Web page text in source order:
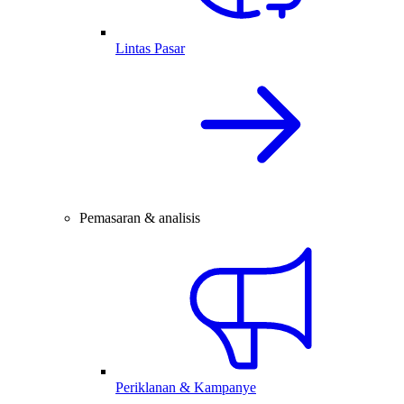
Lintas Pasar
Pemasaran & analisis
Periklanan & Kampanye